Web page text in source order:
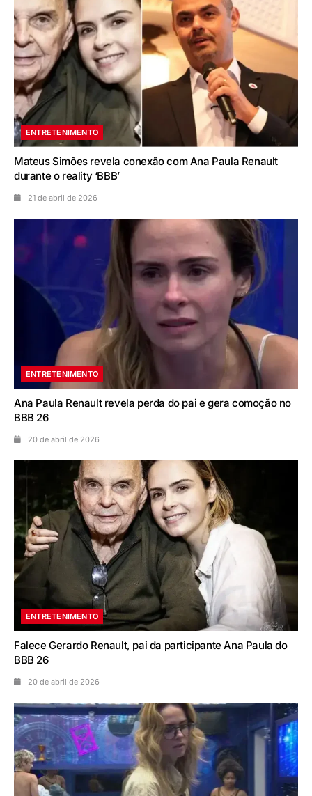
ENTRETENIMENTO
Mateus Simões revela conexão com Ana Paula Renault
durante o reality ‘BBB’
21 de abril de 2026
ENTRETENIMENTO
Ana Paula Renault revela perda do pai e gera comoção no
BBB 26
20 de abril de 2026
ENTRETENIMENTO
Falece Gerardo Renault, pai da participante Ana Paula do
BBB 26
20 de abril de 2026